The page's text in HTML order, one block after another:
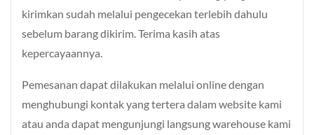
kirimkan sudah melalui pengecekan terlebih dahulu
sebelum barang dikirim. Terima kasih atas
kepercayaannya.
Pemesanan dapat dilakukan melalui online dengan
menghubungi kontak yang tertera dalam website kami
atau anda dapat mengunjungi langsung warehouse kami